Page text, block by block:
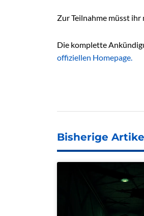
Zur Teilnahme müsst ihr
Die komplette
offiziellen Homepage.
Bisherige